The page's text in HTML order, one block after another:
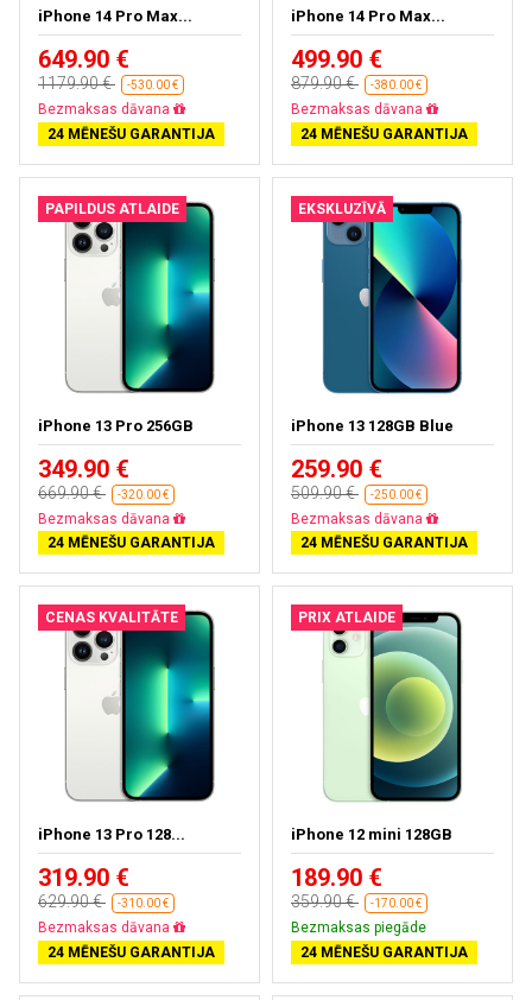
iPhone 14 Pro Max...
649.90 €
1179.90 € -530.00 €
Bezmaksas dāvana
24 MĒNEŠU GARANTIJA
iPhone 14 Pro Max...
499.90 €
879.90 € -380.00 €
Bezmaksas dāvana
24 MĒNEŠU GARANTIJA
PAPILDUS ATLAIDE
iPhone 13 Pro 256GB
349.90 €
669.90 € -320.00 €
Bezmaksas dāvana
24 MĒNEŠU GARANTIJA
EKSKLUZĪVĀ
iPhone 13 128GB Blue
259.90 €
509.90 € -250.00 €
Bezmaksas dāvana
24 MĒNEŠU GARANTIJA
CENAS KVALITĀTE
iPhone 13 Pro 128...
319.90 €
629.90 € -310.00 €
Bezmaksas dāvana
24 MĒNEŠU GARANTIJA
PRIX ATLAIDE
iPhone 12 mini 128GB
189.90 €
359.90 € -170.00 €
Bezmaksas piegāde
24 MĒNEŠU GARANTIJA